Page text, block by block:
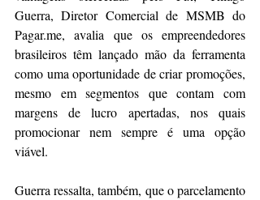
Guerra, Diretor Comercial de MSMB do
Pagar.me, avalia que os empreendedores
brasileiros têm lançado mão da ferramenta
como uma oportunidade de criar promoções,
mesmo em segmentos que contam com
margens de lucro apertadas, nos quais
promocionar nem sempre é uma opção
viável.
Guerra ressalta, também, que o parcelamento